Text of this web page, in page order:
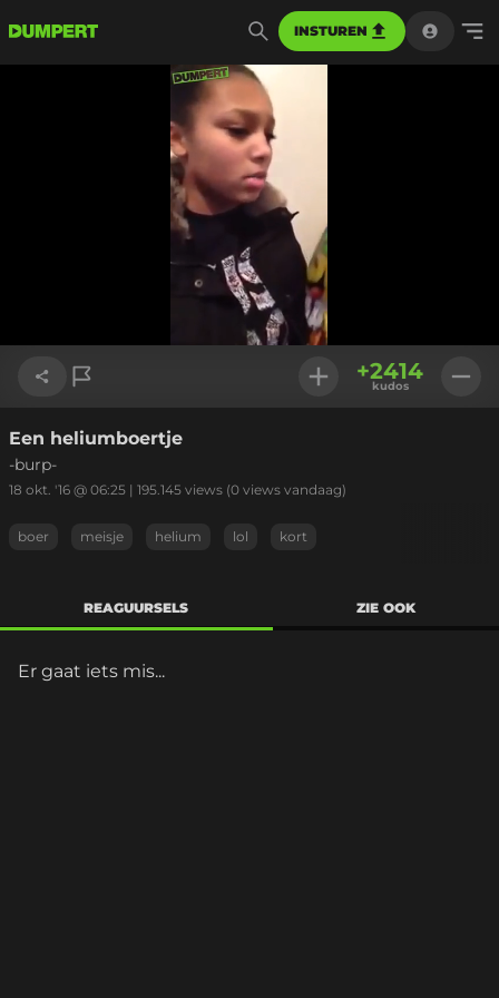
INSTUREN
Geladen
100.00%
Link kopiëren
+2414
kudos
Een heliumboertje
-burp-
18 okt. '16 @ 06:25 | 195.145 views (0 views vandaag)
boer meisje helium lol kort
REAGUURSELS ZIE OOK
Er gaat iets mis...